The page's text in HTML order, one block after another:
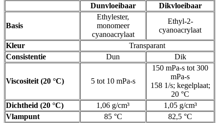
Dunvloeibaar Dikvloeibaar
Basis
Ethylester,
monomeer
cyanoacrylaat
Ethyl-2-
cyanoacrylaat
Kleur
Transparant
Consistentie
Dun Dik
Viscositeit (20 °C) 5 tot 10 mPa-s
150 mPa-s tot 300
mPa-s
158 1/s; kegelplaat;
20 °C
Dichtheid (20 °C)
1,06 g/cm³
1,05 g/cm³
Vlampunt
85 °C 82,5 °C